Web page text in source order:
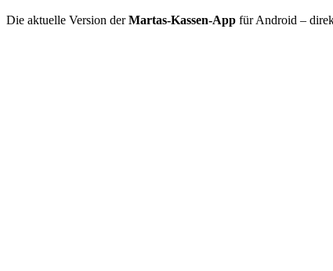
Die aktuelle Version derMartas-Kassen-App für Android –